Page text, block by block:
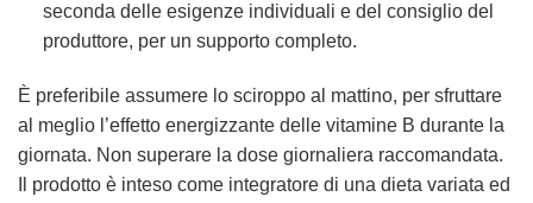
seconda delle esigenze individuali e del consiglio del
produttore, per un supporto completo.
È preferibile assumere lo sciroppo al mattino, per sfruttare
al meglio l’effetto energizzante delle vitamine B durante la
giornata. Non superare la dose giornaliera raccomandata.
Il prodotto è inteso come integratore di una dieta variata ed